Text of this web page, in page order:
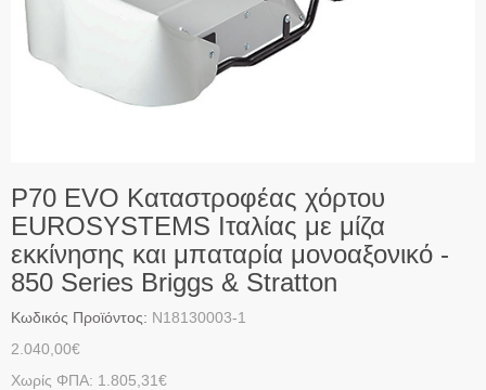
P70 EVO Καταστροφέας χόρτου
EUROSYSTEMS Ιταλίας με μίζα
εκκίνησης και μπαταρία μονοαξονικό -
850 Series Briggs & Stratton
Κωδικός Προϊόντος: N18130003-1
2.040,00€
Χωρίς ΦΠΑ: 1.805,31€